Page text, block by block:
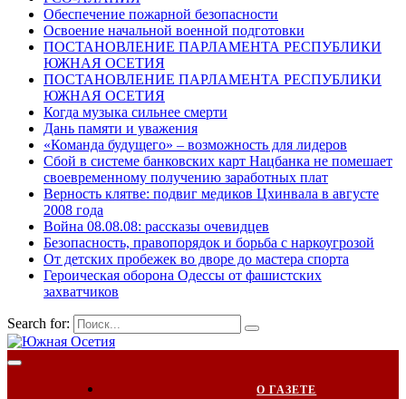
Обеспечение пожарной безопасности
Освоение начальной военной подготовки
ПОСТАНОВЛЕНИЕ ПАРЛАМЕНТА РЕСПУБЛИКИ
ЮЖНАЯ ОСЕТИЯ
ПОСТАНОВЛЕНИЕ ПАРЛАМЕНТА РЕСПУБЛИКИ
ЮЖНАЯ ОСЕТИЯ
Когда музыка сильнее смерти
Дань памяти и уважения
«Команда будущего» – возможность для лидеров
Сбой в системе банковских карт Нацбанка не помешает
своевременному получению заработных плат
Верность клятве: подвиг медиков Цхинвала в августе
2008 года
Война 08.08.08: рассказы очевидцев
Безопасность, правопорядок и борьба с наркоугрозой
От детских пробежек во дворе до мастера спорта
Героическая оборона Одессы от фашистских
захватчиков
Search for:
О ГАЗЕТЕ